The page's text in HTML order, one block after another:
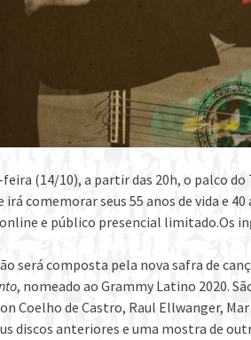
(14/10), a partir das 20h, o palco do
irá comemorar seus 55 anos de vida e
e público presencial limitado.Os
será composta pela nova safra de
, nomeado ao Grammy Latino 2020.
Coelho de Castro, Raul Ellwanger,
discos anteriores e uma mostra de